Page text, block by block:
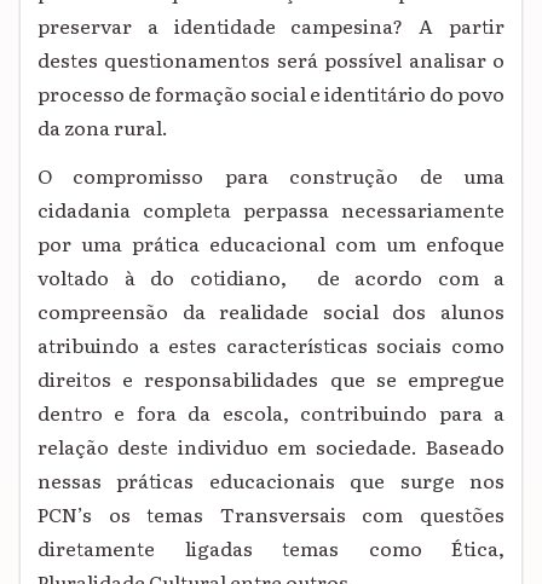
preservar a identidade campesina? A partir
destes questionamentos será possível analisar o
processo de formação social e identitário do povo
da zona rural.
O compromisso para construção de uma
cidadania completa perpassa necessariamente
por uma prática educacional com um enfoque
voltado à do cotidiano, de acordo com a
compreensão da realidade social dos alunos
atribuindo a estes características sociais como
direitos e responsabilidades que se empregue
dentro e fora da escola, contribuindo para a
relação deste individuo em sociedade. Baseado
nessas práticas educacionais que surge nos
PCN’s os temas Transversais com questões
diretamente ligadas temas como Ética,